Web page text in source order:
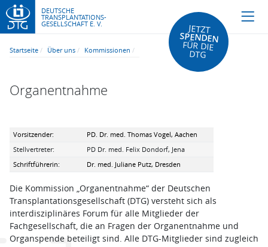
DEUTSCHE
TRANSPLANTATIONS-
GESELLSCHAFT E. V. JETZT
SPENDEN
FÜR DIE
DTG
Startseite Über uns Kommissionen
Organentnahme
Vorsitzender:
PD. Dr. med. Thomas Vogel, Aachen
Stellvertreter:
PD Dr. med. Felix Dondorf, Jena
Schriftführerin:
Dr. med. Juliane Putz, Dresden
Die Kommission „Organentnahme“ der Deutschen
Transplantationsgesellschaft (DTG) versteht sich als
interdisziplinäres Forum für alle Mitglieder der
Fachgesellschaft, die an Fragen der Organentnahme und
Organspende beteiligt sind. Alle DTG-Mitglieder sind zugleich